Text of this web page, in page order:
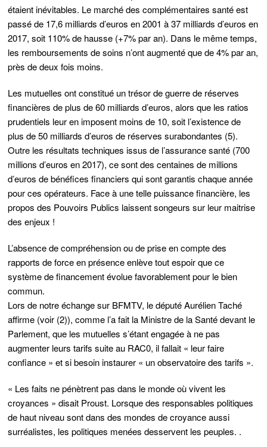
étaient inévitables. Le marché des complémentaires santé est
passé de 17,6 milliards d’euros en 2001 à 37 milliards d’euros en
2017, soit 110% de hausse (+7% par an). Dans le même temps,
les remboursements de soins n’ont augmenté que de 4% par an,
près de deux fois moins.
Les mutuelles ont constitué un trésor de guerre de réserves
financières de plus de 60 milliards d’euros, alors que les ratios
prudentiels leur en imposent moins de 10, soit l’existence de
plus de 50 milliards d’euros de réserves surabondantes (5).
Outre les résultats techniques issus de l’assurance santé (700
millions d’euros en 2017), ce sont des centaines de millions
d’euros de bénéfices financiers qui sont garantis chaque année
pour ces opérateurs. Face à une telle puissance financière, les
propos des Pouvoirs Publics laissent songeurs sur leur maitrise
des enjeux !
L’absence de compréhension ou de prise en compte des
rapports de force en présence enlève tout espoir que ce
système de financement évolue favorablement pour le bien
commun.
Lors de notre échange sur BFMTV, le député Aurélien Taché
affirme (voir (2)), comme l’a fait la Ministre de la Santé devant le
Parlement, que les mutuelles s’étant engagée à ne pas
augmenter leurs tarifs suite au RAC0, il fallait « leur faire
confiance » et si besoin instaurer « un observatoire des tarifs ».
« Les faits ne pénètrent pas dans le monde où vivent les
croyances » disait Proust. Lorsque des responsables politiques
de haut niveau sont dans des mondes de croyance aussi
surréalistes, les politiques menées desservent les peuples. .